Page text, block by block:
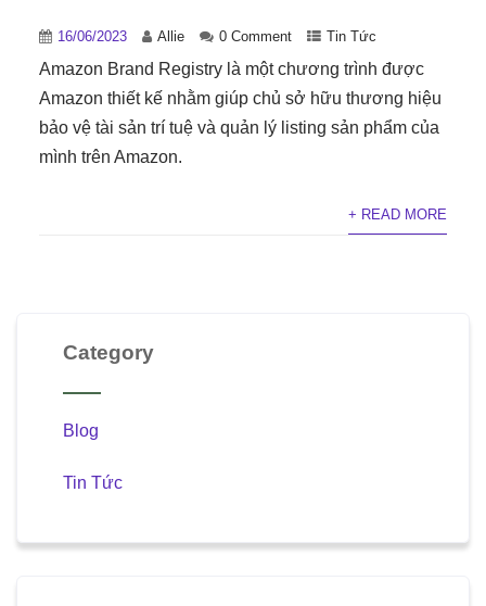
16/06/2023 Allie 0 Comment Tin Tức
Amazon Brand Registry là một chương trình được
Amazon thiết kế nhằm giúp chủ sở hữu thương hiệu
bảo vệ tài sản trí tuệ và quản lý listing sản phẩm của
mình trên Amazon.
+ READ MORE
Category
Blog
Tin Tức